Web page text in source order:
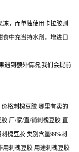
冻，而单独使用卡拉胶则
中充当持水剂，增进口
遇到额外情况,我们会提前
格刺槐豆胶 哪里有卖的
厂/家/直/销刺槐豆胶 直
槐豆胶 类别含量99%刺
用刺槐豆胶 用途刺槐豆胶